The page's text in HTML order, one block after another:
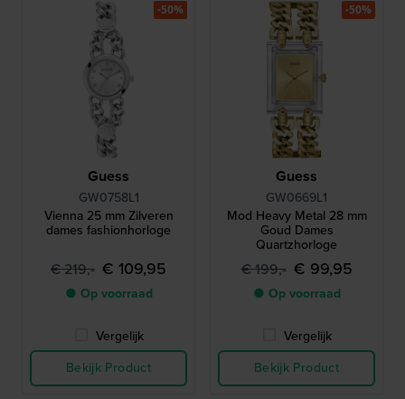
Guess
GW0758L1
Vienna 25 mm Zilveren
dames fashionhorloge
€ 219,- € 109,95
● Op voorraad
Vergelijk
Bekijk Product
-50%
Guess
GW0669L1
Mod Heavy Metal 28 mm
Goud Dames
Quartzhorloge
€ 199,- € 99,95
● Op voorraad
Vergelijk
Bekijk Product
-50%